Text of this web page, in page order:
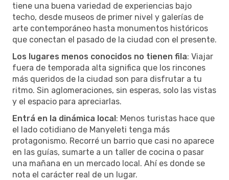
tiene una buena variedad de experiencias bajo
techo, desde museos de primer nivel y galerías de
arte contemporáneo hasta monumentos históricos
que conectan el pasado de la ciudad con el presente.
Los lugares menos conocidos no tienen fila: Viajar
fuera de temporada alta significa que los rincones
más queridos de la ciudad son para disfrutar a tu
ritmo. Sin aglomeraciones, sin esperas, solo las vistas
y el espacio para apreciarlas.
Entrá en la dinámica local: Menos turistas hace que
el lado cotidiano de Manyeleti tenga más
protagonismo. Recorré un barrio que casi no aparece
en las guías, sumarte a un taller de cocina o pasar
una mañana en un mercado local. Ahí es donde se
nota el carácter real de un lugar.